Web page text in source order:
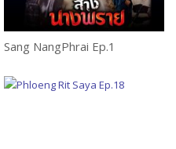
Sang NangPhrai Ep.1